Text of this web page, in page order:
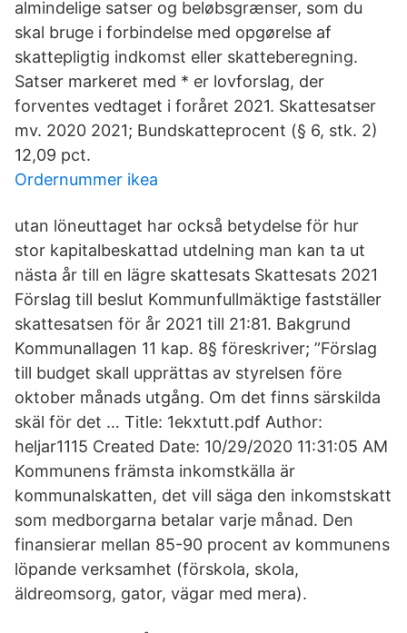
almindelige satser og beløbsgrænser, som du
skal bruge i forbindelse med opgørelse af
skattepligtig indkomst eller skatteberegning.
Satser markeret med * er lovforslag, der
forventes vedtaget i foråret 2021. Skattesatser
mv. 2020 2021; Bundskatteprocent (§ 6, stk. 2)
12,09 pct.
Ordernummer ikea
utan löneuttaget har också betydelse för hur
stor kapitalbeskattad utdelning man kan ta ut
nästa år till en lägre skattesats Skattesats 2021
Förslag till beslut Kommunfullmäktige fastställer
skattesatsen för år 2021 till 21:81. Bakgrund
Kommunallagen 11 kap. 8§ föreskriver; ”Förslag
till budget skall upprättas av styrelsen före
oktober månads utgång. Om det finns särskilda
skäl för det … Title: 1ekxtutt.pdf Author:
heljar1115 Created Date: 10/29/2020 11:31:05 AM
Kommunens främsta inkomstkälla är
kommunalskatten, det vill säga den inkomstskatt
som medborgarna betalar varje månad. Den
finansierar mellan 85-90 procent av kommunens
löpande verksamhet (förskola, skola,
äldreomsorg, gator, vägar med mera).